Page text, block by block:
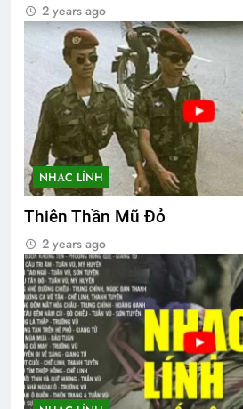
2 years ago
NHẠC LÍNH
Thiên Thần Mũ Đỏ
2 years ago